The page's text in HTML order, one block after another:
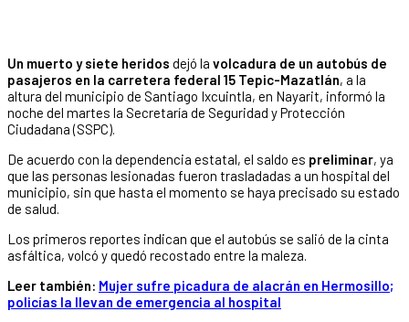
Un muerto y siete heridos dejó la volcadura de un autobús de
pasajeros en la carretera federal 15 Tepic-Mazatlán, a la
altura del municipio de Santiago Ixcuintla, en Nayarit, informó la
noche del martes la Secretaría de Seguridad y Protección
Ciudadana (SSPC).
De acuerdo con la dependencia estatal, el saldo es preliminar, ya
que las personas lesionadas fueron trasladadas a un hospital del
municipio, sin que hasta el momento se haya precisado su estado
de salud.
Los primeros reportes indican que el autobús se salió de la cinta
asfáltica, volcó y quedó recostado entre la maleza.
Leer también: Mujer sufre picadura de alacrán en Hermosillo;
policías la llevan de emergencia al hospital